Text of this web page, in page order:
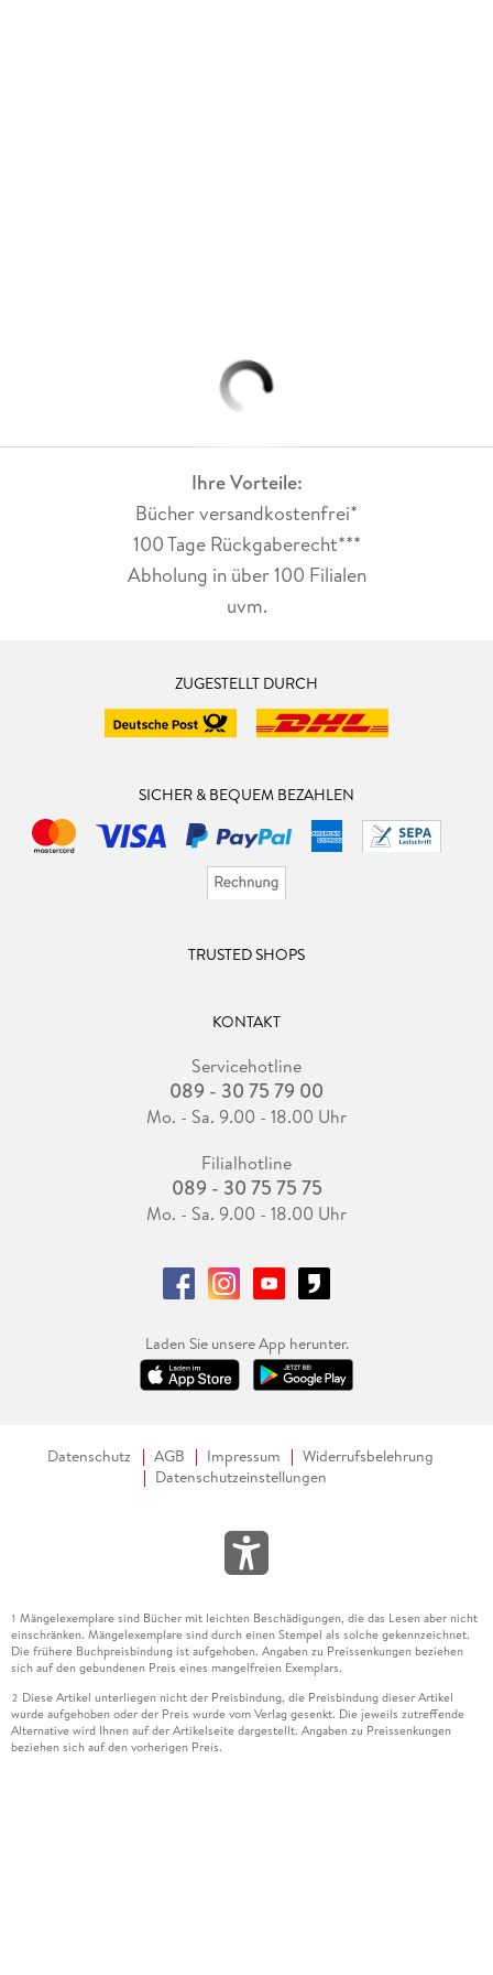
Ihre Vorteile:
Bücher versandkostenfrei*
100 Tage Rückgaberecht***
Abholung in über 100 Filialen
uvm.
ZUGESTELLT DURCH
SICHER & BEQUEM BEZAHLEN
TRUSTED SHOPS
KONTAKT
Servicehotline
089 - 30 75 79 00
Mo. - Sa. 9.00 - 18.00 Uhr
Filialhotline
089 - 30 75 75 75
Mo. - Sa. 9.00 - 18.00 Uhr
Laden Sie unsere App herunter.
Datenschutz AGB Impressum
Widerrufsbelehrung
Datenschutzeinstellungen
1 Mängelexemplare sind Bücher mit leichten Beschädigungen, die das Lesen aber nicht
einschränken. Mängelexemplare sind durch einen Stempel als solche gekennzeichnet.
Die frühere Buchpreisbindung ist aufgehoben. Angaben zu Preissenkungen beziehen
sich auf den gebundenen Preis eines mangelfreien Exemplars.
2 Diese Artikel unterliegen nicht der Preisbindung, die Preisbindung dieser Artikel
wurde aufgehoben oder der Preis wurde vom Verlag gesenkt. Die jeweils zutreffende
Alternative wird Ihnen auf der Artikelseite dargestellt. Angaben zu Preissenkungen
beziehen sich auf den vorherigen Preis.